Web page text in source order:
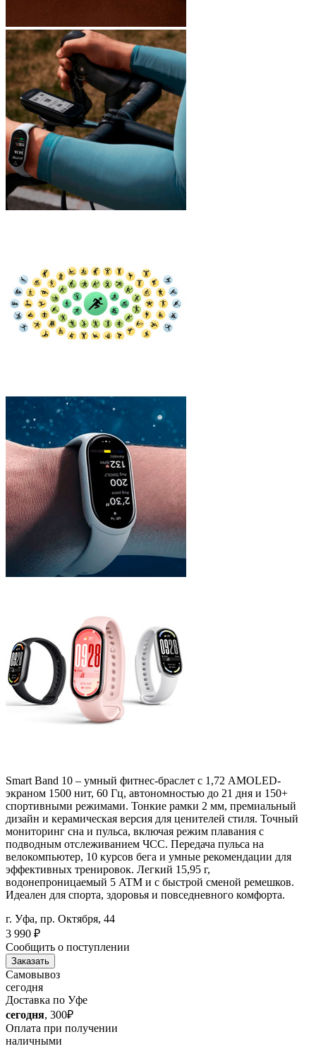
Smart Band 10 – умный фитнес-браслет с 1,72 AMOLED-
экраном 1500 нит, 60 Гц, автономностью до 21 дня и 150+
спортивными режимами. Тонкие рамки 2 мм, премиальный
дизайн и керамическая версия для ценителей стиля. Точный
мониторинг сна и пульса, включая режим плавания с
подводным отслеживанием ЧСС. Передача пульса на
велокомпьютер, 10 курсов бега и умные рекомендации для
эффективных тренировок. Легкий 15,95 г,
водонепроницаемый 5 ATM и с быстрой сменой ремешков.
Идеален для спорта, здоровья и повседневного комфорта.
г. Уфа, пр. Октября, 44
3 990 ₽
Сообщить о поступлении
Заказать
Самовывоз
сегодня
Доставка по Уфе
сегодня, 300₽
Оплата при получении
наличными